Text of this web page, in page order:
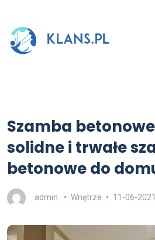
Szamba
solidne i trwałe
betonowe do
admin Wnętrze 11-06-2021